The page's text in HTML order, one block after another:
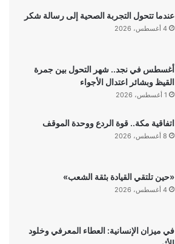
عندما تتحول التجربة الصحية إلى رسالة شكر
4 أغسطس، 2026
أغسطس في نجد.. شهر التحول بين جمرة
القيظ وبشائر اعتدال الأجواء
1 أغسطس، 2026
اتفاقية مكة.. قوة الردع ووحدة الموقف
8 أغسطس، 2026
«حين تلتقي القيادة بثقة الشعب»
4 أغسطس، 2026
في ميزان الإنسانية: العطاء المعرفي وخلود